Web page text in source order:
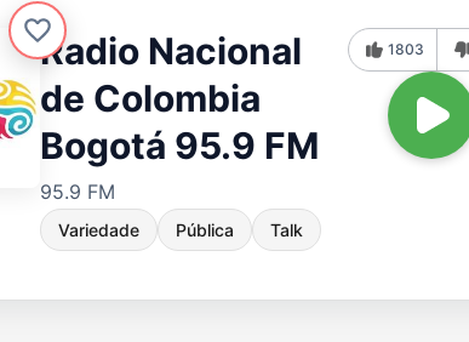
Radio Nacional
de Colombia
Bogotá 95.9 FM
95.9 FM
Variedade Pública Talk
1803